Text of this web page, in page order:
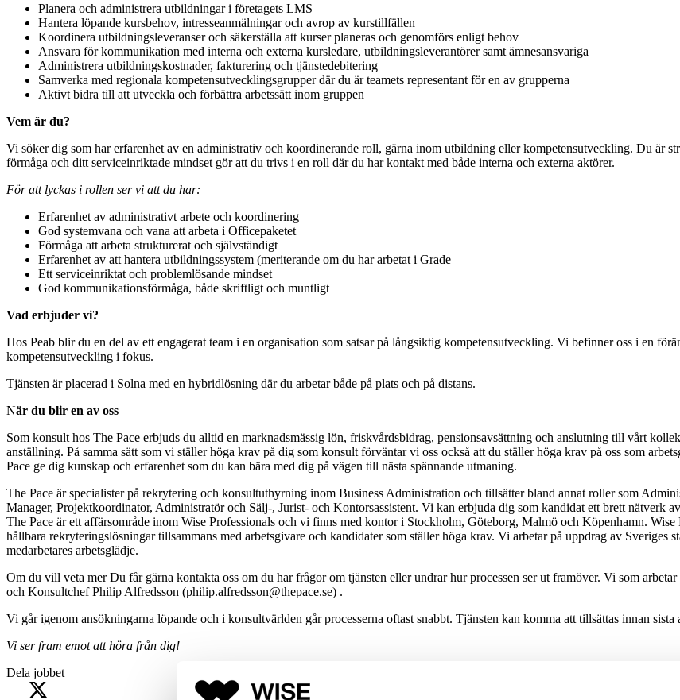
Planera och administrera utbildningar i företagets LMS
Hantera löpande kursbehov, intresseanmälningar och avrop av kurstillfällen
Koordinera utbildningsleveranser och säkerställa att kurser planeras och genomförs enligt behov
Ansvara för kommunikation med interna och externa kursledare, utbildningsleverantörer samt ämnesansvariga
Administrera utbildningskostnader, fakturering och tjänstedebitering
Samverka med regionala kompetensutvecklingsgrupper där du är teamets representant för en av grupperna
Aktivt bidra till att utveckla och förbättra arbetssätt inom gruppen
Vem är du?
Vi söker dig som har erfarenhet av en administrativ och koordinerande roll, gärna inom utbildning eller kompetensutveckling. Du är
förmåga och ditt serviceinriktade mindset gör att du trivs i en roll där du har kontakt med både interna och externa aktörer.
För att lyckas i rollen ser vi att du har:
Erfarenhet av administrativt arbete och koordinering
God systemvana och vana att arbeta i Officepaketet
Förmåga att arbeta strukturerat och självständigt
Erfarenhet av att hantera utbildningssystem (meriterande om du har arbetat i Grade
Ett serviceinriktat och problemlösande mindset
God kommunikationsförmåga, både skriftligt och muntligt
Vad erbjuder vi?
Hos Peab blir du en del av ett engagerat team i en organisation som satsar på långsiktig kompetensutveckling. Vi befinner oss i en
kompetensutveckling i fokus.
Tjänsten är placerad i Solna med en hybridlösning där du arbetar både på plats och på distans.
När du blir en av oss
Som konsult hos The Pace erbjuds du alltid en marknadsmässig lön, friskvårdsbidrag, pensionsavsättning och anslutning till vårt
anställning. På samma sätt som vi ställer höga krav på dig som konsult förväntar vi oss också att du ställer höga krav på oss som
Pace ge dig kunskap och erfarenhet som du kan bära med dig på vägen till nästa spännande utmaning.
The Pace är specialister på rekrytering och konsultuthyrning inom Business Administration och tillsätter bland annat roller som
Manager, Projektkoordinator, Administratör och Sälj-, Jurist- och Kontorsassistent. Vi kan erbjuda dig som kandidat ett brett nätverk
The Pace är ett affärsområde inom Wise Professionals och vi finns med kontor i Stockholm, Göteborg, Malmö och Köpenhamn.
hållbara rekryteringslösningar tillsammans med arbetsgivare och kandidater som ställer höga krav. Vi arbetar på uppdrag av Sveriges
medarbetares arbetsglädje.
Om du vill veta mer Du får gärna kontakta oss om du har frågor om tjänsten eller undrar hur processen ser ut framöver. Vi som
och Konsultchef Philip Alfredsson (philip.alfredsson@thepace.se) .
Vi går igenom ansökningarna löpande och i konsultvärlden går processerna oftast snabbt. Tjänsten kan komma att tillsättas innan
Vi ser fram emot att höra från dig!
Dela jobbet